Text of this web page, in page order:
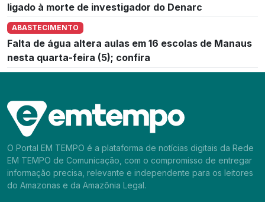
ligado à morte de investigador do Denarc
ABASTECIMENTO
Falta de água altera aulas em 16 escolas de Manaus
nesta quarta-feira (5); confira
O Portal EM TEMPO é a plataforma de notícias digitais da Rede
EM TEMPO de Comunicação, com o compromisso de entregar
informação precisa, relevante e independente para os leitores
do Amazonas e da Amazônia Legal.